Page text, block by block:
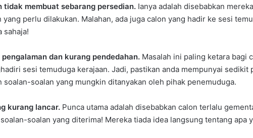
tidak membuat sebarang persedian. Ianya adalah disebabkan
yang perlu dilakukan. Malahan, ada juga calon yang hadir ke sesi
sahaja!
dan kurang pendedahan. Masalah ini paling ketara bagi
sesi temuduga kerajaan. Jadi, pastikan anda mempunyai sedikit
soalan-soalan yang mungkin ditanyakan oleh pihak penemuduga.
kurang lancar. Punca utama adalah disebabkan calon terlalu
soalan yang diterima! Mereka tiada idea langsung tentang apa